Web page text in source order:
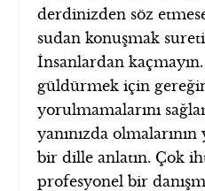
derdinizden söz
sudan konuşmak
İnsanlardan
güldürmek için
yorulmamalarını
yanınızda
bir dille anlatın. Çok
profesyonel bir